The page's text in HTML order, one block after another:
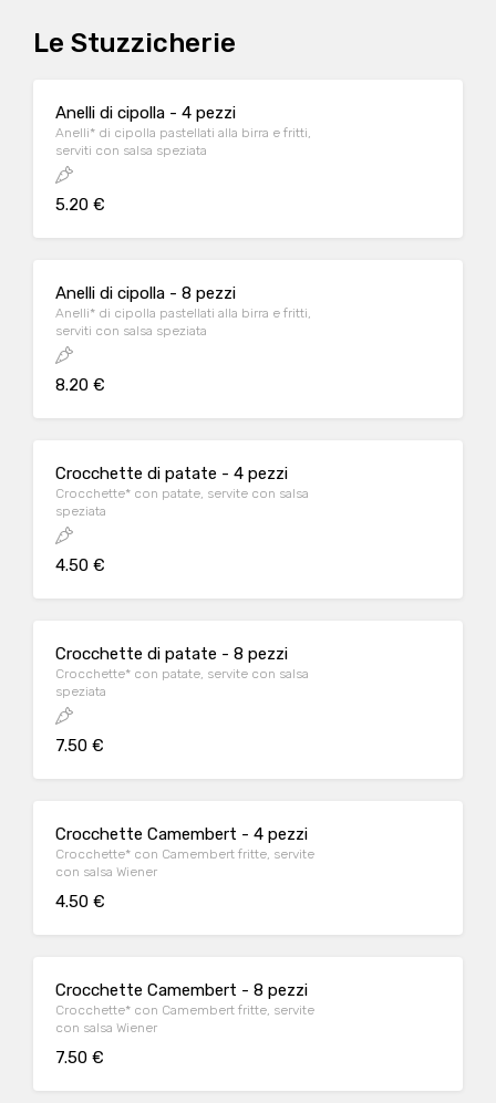
Le Stuzzicherie
Anelli di cipolla - 4 pezzi
Anelli* di cipolla pastellati alla birra e fritti,
serviti con salsa speziata
5.20 €
Anelli di cipolla - 8 pezzi
Anelli* di cipolla pastellati alla birra e fritti,
serviti con salsa speziata
8.20 €
Crocchette di patate - 4 pezzi
Crocchette* con patate, servite con salsa
speziata
4.50 €
Crocchette di patate - 8 pezzi
Crocchette* con patate, servite con salsa
speziata
7.50 €
Crocchette Camembert - 4 pezzi
Crocchette* con Camembert fritte, servite
con salsa Wiener
4.50 €
Crocchette Camembert - 8 pezzi
Crocchette* con Camembert fritte, servite
con salsa Wiener
7.50 €